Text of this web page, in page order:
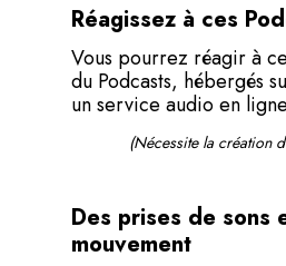
Des prises de sons
mouvement
Réagissez à ces
Vous pourrez réagir à
du Podcasts, hébergés
un service audio en
(Nécessite la création